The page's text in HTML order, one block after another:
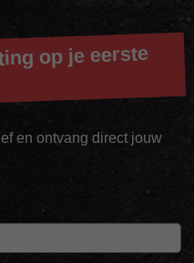
op je eerste
en ontvang direct jouw